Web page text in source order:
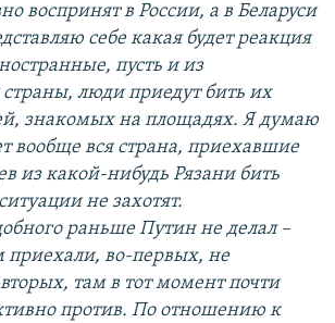
воспринят в России, а в Беларуси
себе какая будет реакция
пусть и из
люди приедут бить их
знакомых на площадях. Я думаю
вообще вся страна, приехавшие
из какой-нибудь Рязани бить
не захотят.
раньше Путин не делал –
приехали, во-первых, не
там в тот момент почти
против. По отношению к